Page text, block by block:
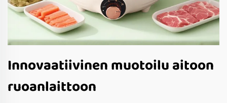
Innovaatiivinen muotoilu aitoon
ruoanlaittoon